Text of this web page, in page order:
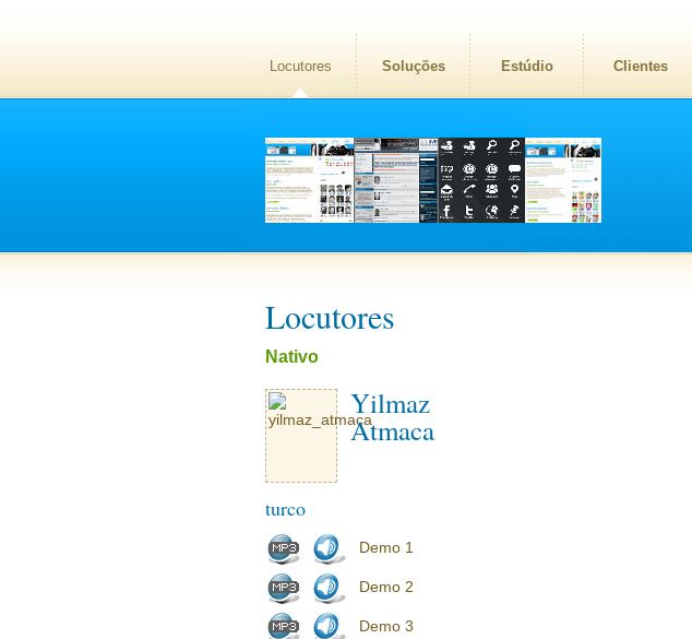
Locutores Soluções Estúdio Clientes
Locutores
Nativo
Yilmaz
Atmaca
turco
Demo 1
Demo 2
Demo 3